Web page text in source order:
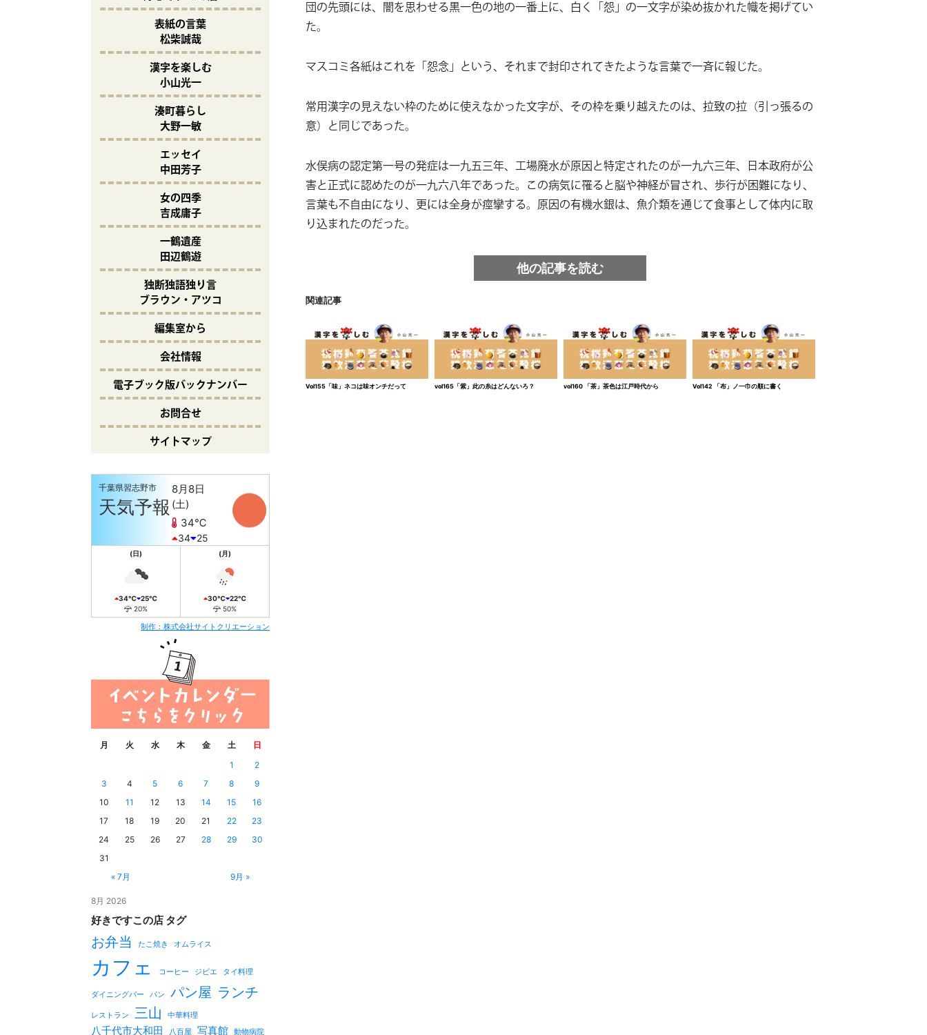
団の先頭には、闇を思わせる黒一色の地の一番上に、白く「怨」の一文字が染め抜かれた幟を掲げてい
た。
マスコミ各紙はこれを「怨念」という、それまで封印されてきたような言葉で一斉に報じた。
常用漢字の見えない枠のために使えなかった文字が、その枠を乗り越えたのは、拉致の拉（引っ張るの
意）と同じであった。
水俣病の認定第一号の発症は一九五三年、工場廃水が原因と特定されたのが一九六三年、日本政府が公
害と正式に認めたのが一九六八年であった。この病気に罹ると脳や神経が冒され、歩行が困難になり、
言葉も不自由になり、更には全身が痙攣する。原因の有機水銀は、魚介類を通じて食事として体内に取
り込まれたのだった。
他の記事を読む
関連記事
Vol155「味」ネコは味オンチだって vol165「紫」此の糸はどんないろ？ vol160 「茶」茶色は江戸時代から Vol142 「布」ノ一巾の順に書く
表紙の言葉
松柴誠哉
漢字を楽しむ
小山光一
湊町暮らし
大野一敏
エッセイ
中田芳子
女の四季
吉成庸子
一鶴遺産
田辺鶴遊
独断独語独り言
ブラウン・アツコ
編集室から
会社情報
電子ブック版バックナンバー
お問合せ
サイトマップ
千葉県習志野市
天気予報
8月8日
(土)
34℃
34 25
(日)
34℃ 25℃
20%
(月)
30℃ 22℃
50%
制作：株式会社サイトクリエーション
8月 2026
月 火 水 木 金 土
日
1
2
3
4 5 6 7 8
9
10
11 12 13 14 15
16
17
18 19 20 21 22
23
24
25 26 27 28 29
30
31
« 7月
9月 »
好きですこの店 タグ
お弁当 たこ焼き オムライス
カフェ コーヒー ジビエ タイ料理
ダイニングバー パン パン屋 ランチ
レストラン 三山 中華料理
八千代市大和田 八百屋 写真館 動物病院